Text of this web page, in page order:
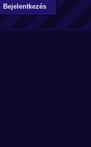
Bejelentkezés